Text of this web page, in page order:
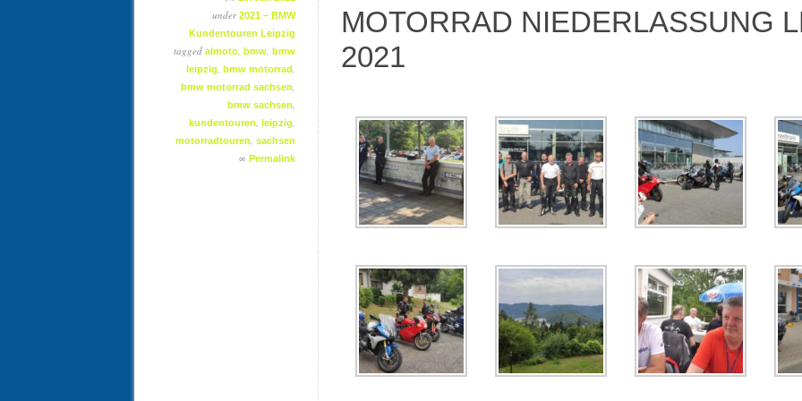
under2021 – BMW
Kundentouren Leipzig
tagged almoto, bmw, bmw
leipzig, bmw motorrad,
bmw motorrad sachsen,
bmw sachsen,
kundentouren, leipzig,
motorradtouren, sachsen
∞ Permalink
MOTORRAD NIEDERLASSUNG
2021